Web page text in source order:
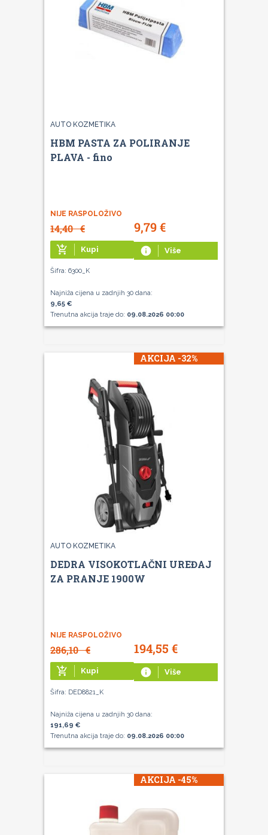
AUTO KOZMETIKA
HBM PASTA ZA POLIRANJE
PLAVA - fino
NIJE RASPOLOŽIVO
14,40€ 9,79€
add_shopping_cart Kupi info Više
Šifra: 6300_K
Najniža cijena u zadnjih 30 dana:
9,65 €
Trenutna akcija traje do: 09.08.2026 00:00
AKCIJA -32%
AUTO KOZMETIKA
DEDRA VISOKOTLAČNI UREĐAJ
ZA PRANJE 1900W
NIJE RASPOLOŽIVO
286,10€ 194,55 €
add_shopping_cart Kupi info Više
Šifra: DED8821_K
Najniža cijena u zadnjih 30 dana:
191,69 €
Trenutna akcija traje do: 09.08.2026 00:00
AKCIJA -45%